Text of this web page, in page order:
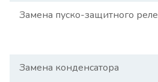
Замена пуско-защитного реле
Замена конденсатора